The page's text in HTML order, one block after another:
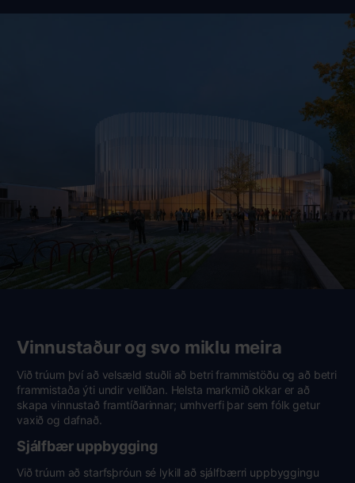
Vinnustaður og svo miklu meira
Við trúum því að velsæld stuðli að betri frammistöðu og að betri
frammistaða ýti undir vellíðan. Helsta markmið okkar er að
skapa vinnustað framtíðarinnar; umhverfi þar sem fólk getur
vaxið og dafnað.
Sjálfbær uppbygging
Við trúum að starfsþróun sé lykill að sjálfbærri uppbyggingu